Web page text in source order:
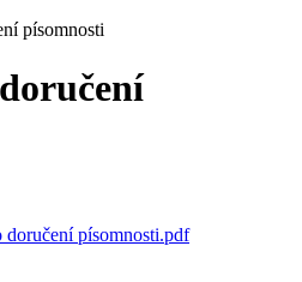
písomnosti
doručení písomnosti.pdf